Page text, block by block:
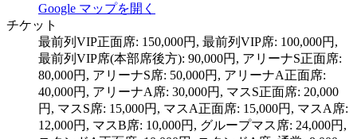
Google マップを開く
チケット
最前列VIP正面席: 150,000円, 最前列VIP席: 100,000円,
最前列VIP席(本部席後方): 90,000円, アリーナS正面席:
80,000円, アリーナS席: 50,000円, アリーナA正面席:
40,000円, アリーナA席: 30,000円, マスS正面席: 20,000
円, マスS席: 15,000円, マスA正面席: 15,000円, マスA席:
12,000円, マスB席: 10,000円, グループマス席: 24,000円,